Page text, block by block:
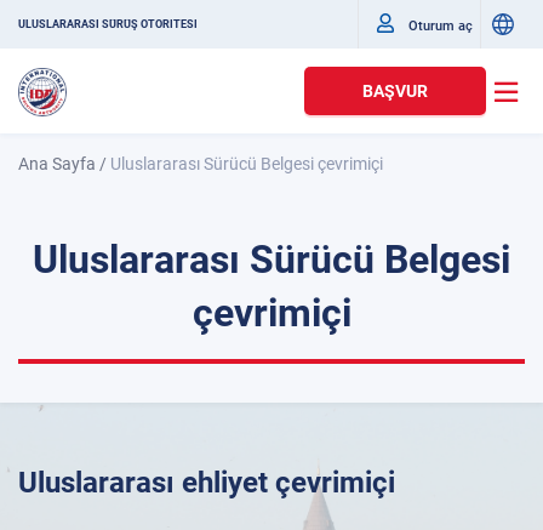
ULUSLARARASI SÜRÜŞ OTORITESI Oturum aç
BAŞVUR
Ana Sayfa / Uluslararası Sürücü Belgesi çevrimiçi
Uluslararası Sürücü Belgesi
çevrimiçi
Uluslararası ehliyet çevrimiçi